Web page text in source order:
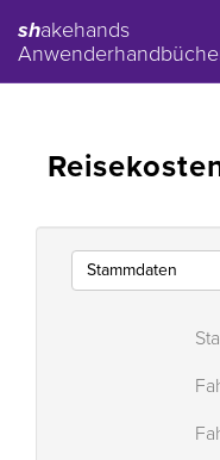
shakehands
Stammdaten